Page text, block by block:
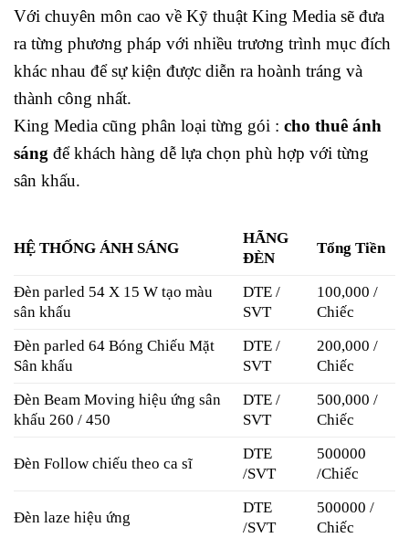
Với chuyên môn cao về Kỹ thuật King Media sẽ đưa
ra từng phương pháp với nhiều trương trình mục đích
khác nhau để sự kiện được diễn ra hoành tráng và
thành công nhất.
King Media cũng phân loại từng gói : cho thuê ánh
sáng để khách hàng dễ lựa chọn phù hợp với từng
sân khấu.
HỆ THỐNG ÁNH SÁNG
HÃNG
ĐÈN
Tổng Tiền
Đèn parled 54 X 15 W tạo màu
sân khấu
DTE /
SVT
100,000 /
Chiếc
Đèn parled 64 Bóng Chiếu Mặt
Sân khấu
DTE /
SVT
200,000 /
Chiếc
Đèn Beam Moving hiệu ứng sân
khấu 260 / 450
DTE /
SVT
500,000 /
Chiếc
Đèn Follow chiếu theo ca sĩ
DTE
/SVT
500000
/Chiếc
Đèn laze hiệu ứng
DTE
/SVT
500000 /
Chiếc